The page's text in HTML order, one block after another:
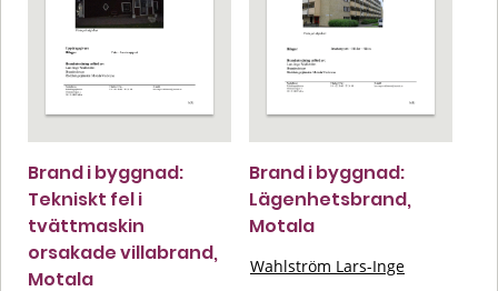
Brand i byggnad:
Tekniskt fel i
tvättmaskin
orsakade villabrand,
Motala
Brand i byggnad:
Lägenhetsbrand,
Motala
Wahlström Lars-Inge